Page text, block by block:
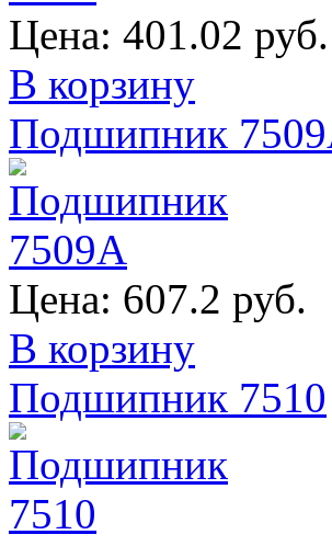
Цена: 401.02 руб.
В корзину
Подшипник
Цена: 607.2 руб.
В корзину
Подшипник 7510